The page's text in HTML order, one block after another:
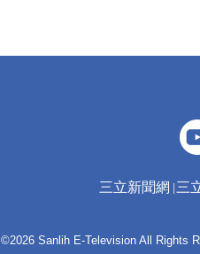
三立新聞網 三
©2026 Sanlih E-Television All Rights